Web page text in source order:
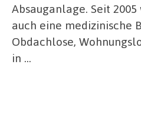
Absauganlage. Seit
auch eine medizinische
Obdachlose,
in …